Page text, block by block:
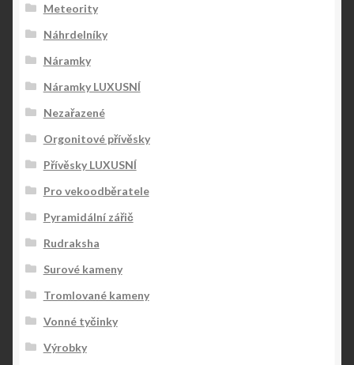
Meteority
Náhrdelníky
Náramky
Náramky LUXUSNÍ
Nezařazené
Orgonitové přívěsky
Přívěsky LUXUSNÍ
Pro vekoodběratele
Pyramidální zářič
Rudraksha
Surové kameny
Tromlované kameny
Vonné tyčinky
Výrobky